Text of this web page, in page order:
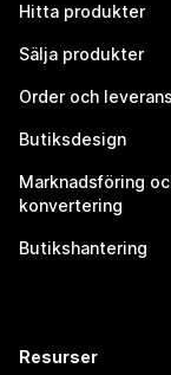
Hitta produkter
Sälja produkter
Order och leverans
Butiksdesign
Marknadsföring
konvertering
Butikshantering
Resurser